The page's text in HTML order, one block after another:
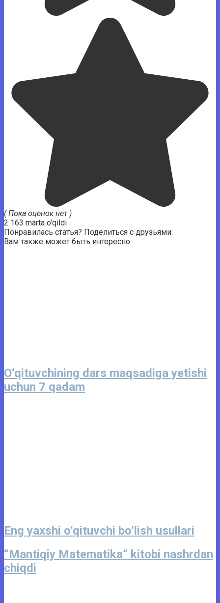
( Пока оценок нет )
2 163 marta o'qildi
Понравилась статья? Поделиться с друзьями:
Вам также может быть интересно
O‘qituvchining dars maqsadiga yetishi
uchun 7 qadam
Eng yaxshi o‘qituvchi bo‘lish usullari
“Mantiqiy Matematika” kitobi nashrdan
chiqdi